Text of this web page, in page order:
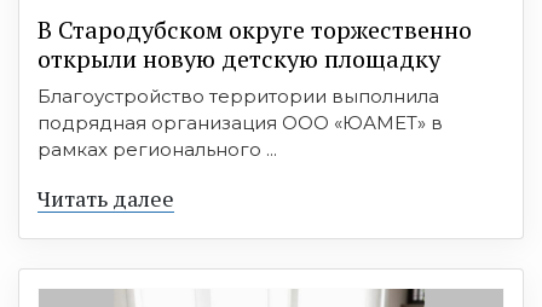
В Стародубском округе торжественно
открыли новую детскую площадку
Благоустройство территории выполнила
подрядная организация ООО «ЮАМЕТ» в
рамках регионального ...
Читать далее